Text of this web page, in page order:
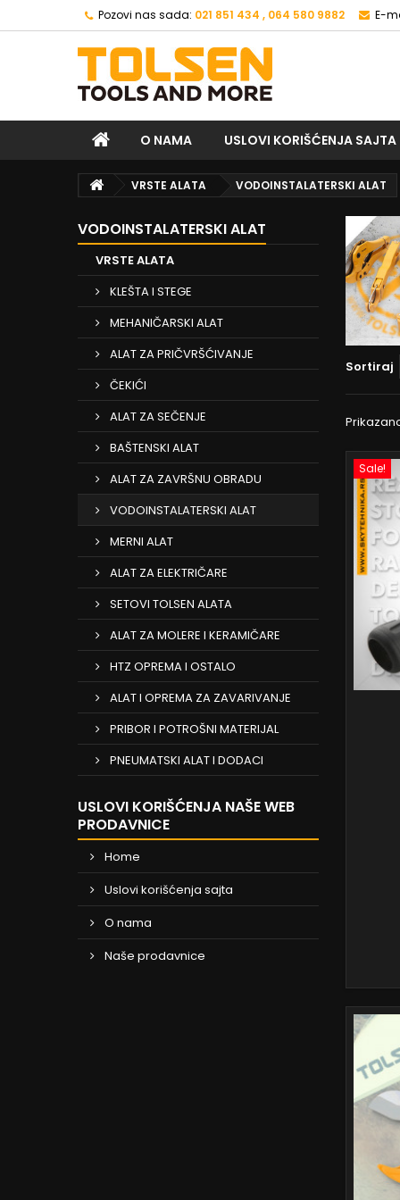
Pozovi nas sada: 021 851 434 , 064 580 9882 E-
O NAMA USLOVI KORIŠĆENJA SAJTA
VRSTE ALATA VODOINSTALATERSKI ALAT
VODOINSTALATERSKI ALAT
VRSTE ALATA
KLEŠTA I STEGE
MEHANIČARSKI ALAT
ALAT ZA PRIČVRŠĆIVANJE
ČEKIĆI
ALAT ZA SEČENJE
BAŠTENSKI ALAT
ALAT ZA ZAVRŠNU OBRADU
VODOINSTALATERSKI ALAT
MERNI ALAT
ALAT ZA ELEKTRIČARE
SETOVI TOLSEN ALATA
ALAT ZA MOLERE I KERAMIČARE
HTZ OPREMA I OSTALO
ALAT I OPREMA ZA ZAVARIVANJE
PRIBOR I POTROŠNI MATERIJAL
PNEUMATSKI ALAT I DODACI
USLOVI KORIŠĆENJA NAŠE WEB
PRODAVNICE
Home
Uslovi korišćenja sajta
O nama
Naše prodavnice
Sortiraj
Sale!